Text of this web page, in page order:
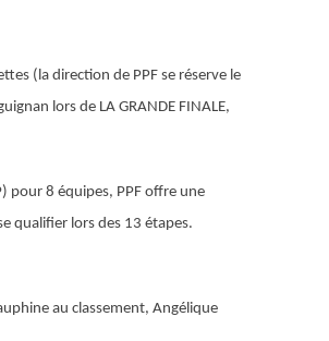
(la direction de PPF se réserve le
lors de LA GRANDE FINALE,
pour 8 équipes, PPF offre une
qualifier lors des 13 étapes.
au classement, Angélique